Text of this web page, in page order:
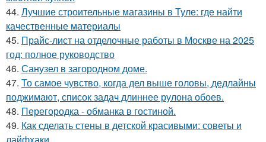
44. Лучшие строительные магазины в Туле: где найти
качественные материалы
45. Прайс-лист на отделочные работы в Москве на 2025
год: полное руководство
46. Санузел в загородном доме.
47. То самое чувство, когда дел выше головы, дедлайны
поджимают, список задач длиннее рулона обоев.
48. Перегородка - обманка в гостиной.
49. Как сделать стены в детской красивыми: советы и